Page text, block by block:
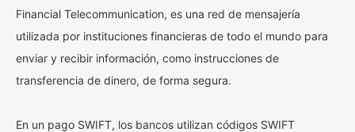
Financial Telecommunication, es una red de mensajería
utilizada por instituciones financieras de todo el mundo para
enviar y recibir información, como instrucciones de
transferencia de dinero, de forma segura.
En un pago SWIFT, los bancos utilizan códigos SWIFT